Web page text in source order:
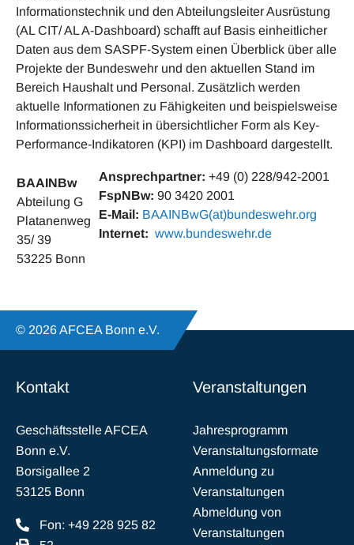
Informationstechnik und den Abteilungsleiter Ausrüstung
(AL CIT/ AL A-Dashboard) schafft auf Basis einheitlicher
Daten aus dem SASPF-System einen Überblick über alle
Projekte der Bundeswehr und den aktuellen Stand im
Bereich Haushalt und Personal. Zusätzlich werden
aktuelle Informationen zu Fähigkeiten und beispielsweise
Informationssicherheit in übersichtlicher Form als Key-
Performance-Indikatoren (KPI) im Dashboard dargestellt.
BAAINBw
Abteilung G
Platanenweg
35/ 39
53225 Bonn
Ansprechpartner: +49 (0) 228/942-2001
FspNBw: 90 3420 2001
E-Mail: BAAINBwG(at)bundeswehr.org
Internet: www.bundeswehr.de
© 2026 AFCEA Bonn e.V.
Kontakt
Geschäftsstelle AFCEA
Bonn e.V.
Borsigallee 2
53125 Bonn
Fon: +49 228 925 82
Veranstaltungen
Jahresprogramm
Veranstaltungsformate
Anmeldung zu
Veranstaltungen
Abmeldung von
Veranstaltungen